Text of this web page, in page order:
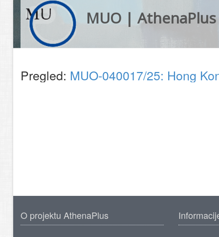
MUO | AthenaPlus
Pregled: MUO-040017/25: Hong
O projektu AthenaPlus